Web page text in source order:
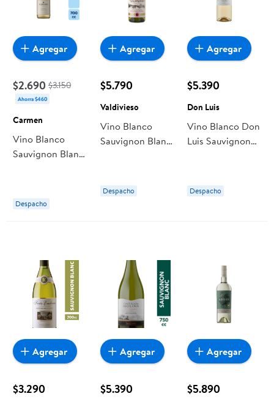
$2.690 $3.150
Ahorra $460
Carmen
Vino Blanco
Sauvignon Blanc
Despacho
Agregar
$5.790
Valdivieso
Vino Blanco
Sauvignon Blanc
Botella 750 ml
Valdivieso
Despacho
Agregar
$5.390
Don Luis
Vino Blanco Don
Luis Sauvignon
Despacho
Agregar
$3.290
Agregar
$5.390
Agregar
$5.890
Agregar